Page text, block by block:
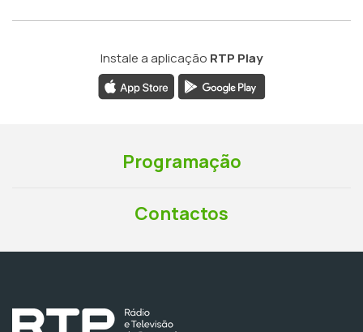
Instale a aplicação RTP Play
Programação
Contactos